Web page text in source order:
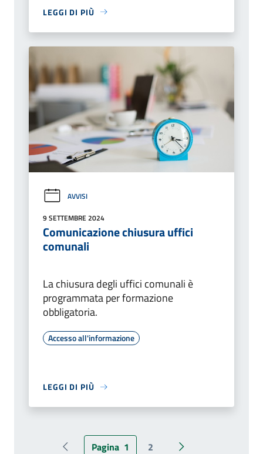
LEGGI DI PIÙ
AVVISI
9 SETTEMBRE 2024
Comunicazione chiusura uffici
comunali
La chiusura degli uffici comunali è
programmata per formazione
obbligatoria.
Accesso all'informazione
LEGGI DI PIÙ
Pagina 1 2